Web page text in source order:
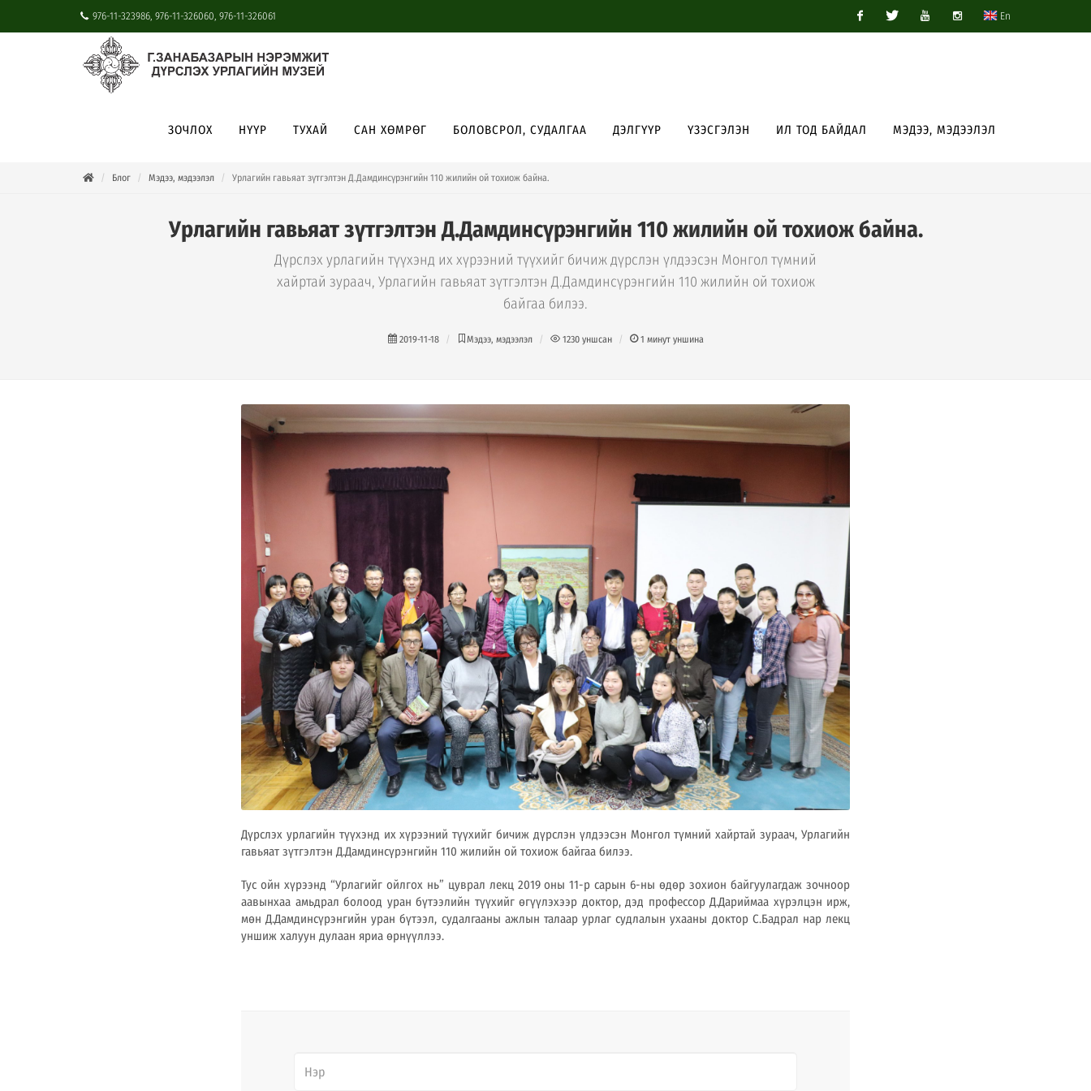
976-11-323986, 976-11-326060, 976-11-326061 En
ЗОЧЛОХ НҮҮР ТУХАЙ САН ХӨМРӨГ БОЛОВСРОЛ, СУДАЛГАА ДЭЛГҮҮР ҮЗЭСГЭЛЭН ИЛ ТОД БАЙДАЛ МЭДЭЭ, МЭДЭЭЛЭЛ
Блог Мэдээ, мэдээлэл Урлагийн гавьяат зүтгэлтэн Д.Дамдинсүрэнгийн 110 жилийн ой тохиож байна.
Урлагийн гавьяат зүтгэлтэн Д.Дамдинсүрэнгийн 110 жилийн ой тохиож байна.
Дүрслэх урлагийн түүхэнд их хүрээний түүхийг бичиж дүрслэн үлдээсэн Монгол түмний
хайртай зураач, Урлагийн гавьяат зүтгэлтэн Д.Дамдинсүрэнгийн 110 жилийн ой тохиож
байгаа билээ.
2019-11-18 Мэдээ, мэдээлэл 1230 уншсан 1 минут уншина
Дүрслэх урлагийн түүхэнд их хүрээний түүхийг бичиж дүрслэн үлдээсэн Монгол түмний хайртай зураач, Урлагийн
гавьяат зүтгэлтэн Д.Дамдинсүрэнгийн 110 жилийн ой тохиож байгаа билээ.
Тус ойн хүрээнд “Урлагийг ойлгох нь” цуврал лекц 2019 оны 11-р сарын 6-ны өдөр зохион байгуулагдаж зочноор
аавынхаа амьдрал болоод уран бүтээлийн түүхийг өгүүлэхээр доктор, дэд профессор Д.Дариймаа хүрэлцэн ирж,
мөн Д.Дамдинсүрэнгийн уран бүтээл, судалгааны ажлын талаар урлаг судлалын ухааны доктор С.Бадрал нар лекц
уншиж халуун дулаан яриа өрнүүллээ.